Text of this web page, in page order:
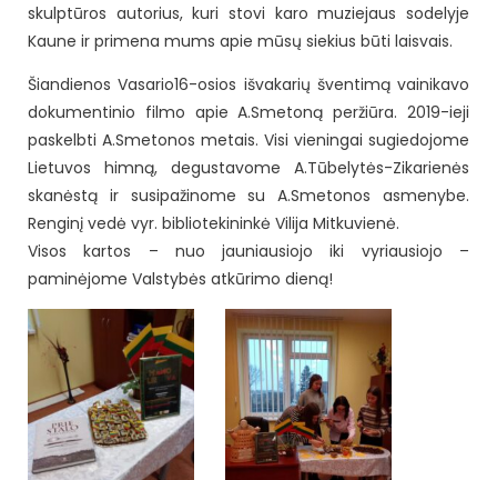
skulptūros autorius, kuri stovi karo muziejaus sodelyje
Kaune ir primena mums apie mūsų siekius būti laisvais.
Šiandienos Vasario16-osios išvakarių šventimą vainikavo
dokumentinio filmo apie A.Smetoną peržiūra. 2019-ieji
paskelbti A.Smetonos metais. Visi vieningai sugiedojome
Lietuvos himną, degustavome A.Tūbelytės-Zikarienės
skanėstą ir susipažinome su A.Smetonos asmenybe.
Renginį vedė vyr. bibliotekininkė Vilija Mitkuvienė.
Visos kartos – nuo jauniausiojo iki vyriausiojo –
paminėjome Valstybės atkūrimo dieną!